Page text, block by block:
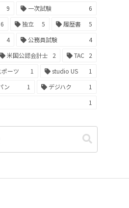
9 一次試験
6
6 独立 5 履歴書
5
4 公務員試験
4
米国公認会計士 2 TAC
2
ポーツ 1 studio US
1
ン
1 デジハク
1
1